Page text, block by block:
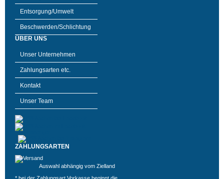
Entsorgung/Umwelt
Beschwerden/Schlichtung
ÜBER UNS
Unser Unternehmen
Zahlungsarten etc.
Kontakt
Unser Team
ZAHLUNGSARTEN
Auswahl abhängig vom Zielland